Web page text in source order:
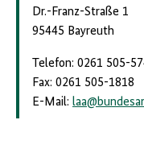
Dr.-Franz-Straße 1
95445 Bayreuth
Telefon: 0261 505-
Fax: 0261 505-1818
E-Mail: laa@